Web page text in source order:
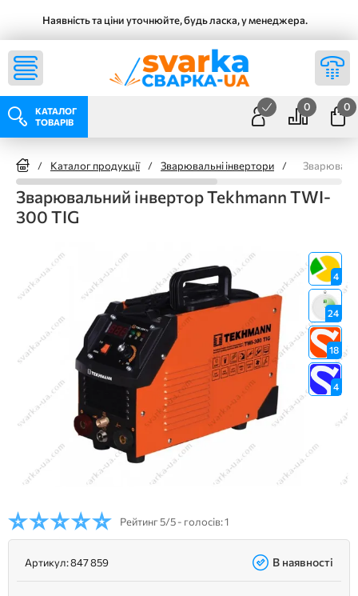
Наявність та ціни уточнюйте, будь ласка, у менеджера.
КАТАЛОГ
ТОВАРІВ
0 0
/ Каталог продукції / Зварювальні інвертори /
Зварювальний інвертор Tekhmann TWI-
300 TIG
4
24
18
4
Рейтинг5/5 - голосів: 1
Артикул:847 859 В наявності